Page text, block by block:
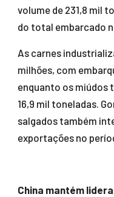
volume de 231,8 mil
do total embarcado
As carnes
milhões, com
enquanto os miúdos
16,9 mil toneladas.
salgados também
exportações no
China mantém